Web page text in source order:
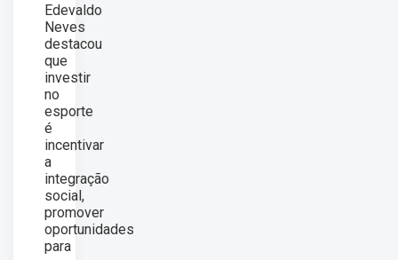
Edevaldo
Neves
destacou
que
investir
no
esporte
é
incentivar
a
integração
social,
promover
oportunidades
para